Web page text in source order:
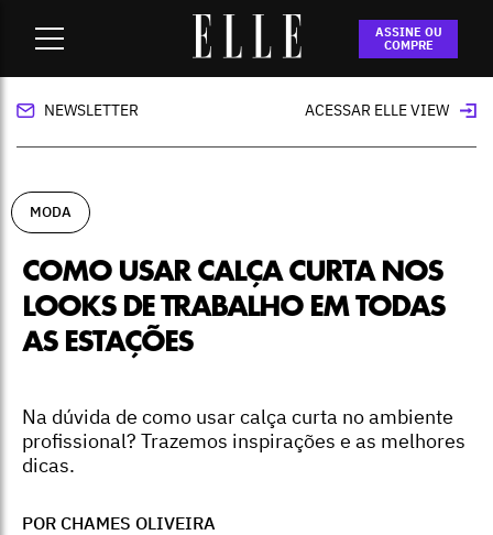
ASSINE OU
COMPRE
Como usar calça curta nos looks de trabalho
em todas as estações
NEWSLETTER ACESSAR ELLE VIEW
MODA
COMO USAR CALÇA CURTA NOS
LOOKS DE TRABALHO EM TODAS
AS ESTAÇÕES
Na dúvida de como usar calça curta no ambiente
profissional? Trazemos inspirações e as melhores
dicas.
POR CHAMES OLIVEIRA